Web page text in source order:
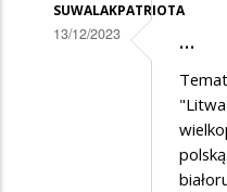
SUWALAKPATRIOTA
13/12/2023 …